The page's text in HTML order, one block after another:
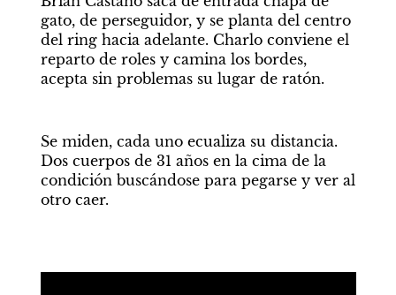
gato, de perseguidor, y se planta del centro
del ring hacia adelante. Charlo conviene el
reparto de roles y camina los bordes,
acepta sin problemas su lugar de ratón.
Se miden, cada uno ecualiza su distancia.
Dos cuerpos de 31 años en la cima de la
condición buscándose para pegarse y ver al
otro caer.